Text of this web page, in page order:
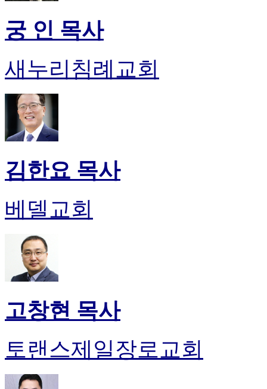
궁 인 목사
새누리침례교회
김한요 목사
베델교회
고창현 목사
토랜스제일장로교회